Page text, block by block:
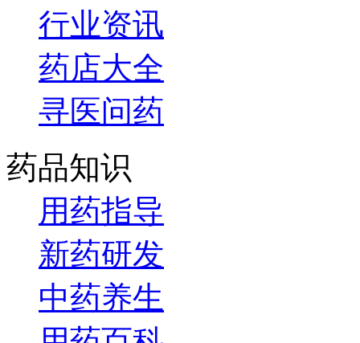
行业资讯
药店大全
寻医问药
药品知识
用药指导
新药研发
中药养生